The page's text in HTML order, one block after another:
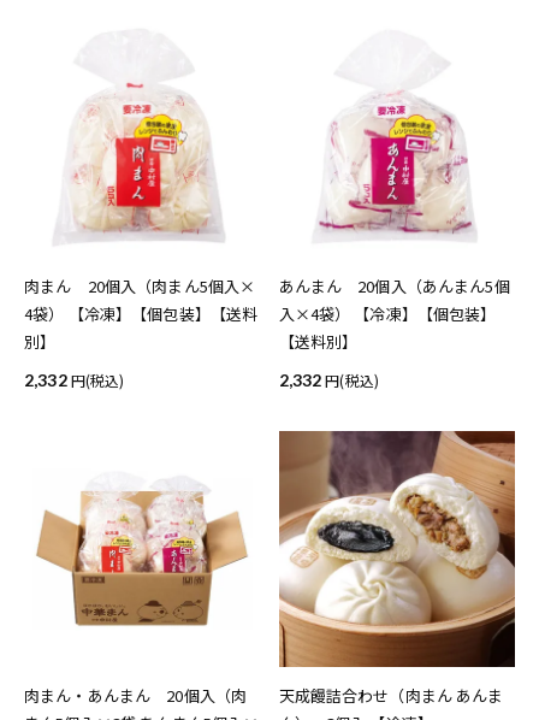
肉まん 20個入（肉まん5個入×
4袋） 【冷凍】【個包装】【送料
別】
2,332 (税込)
あんまん 20個入（あんまん5個
入×4袋） 【冷凍】【個包装】
【送料別】
2,332 (税込)
肉まん・あんまん 20個入（肉
天成饅詰合わせ（肉まん あんま